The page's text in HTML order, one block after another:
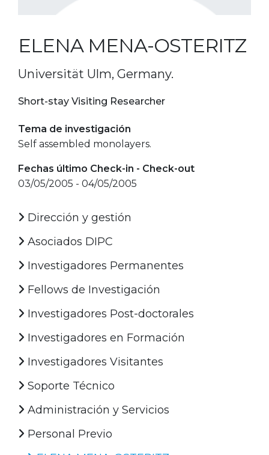
ELENA MENA-OSTERITZ
Universität Ulm, Germany.
Short-stay Visiting Researcher
Tema de investigación
Self assembled monolayers.
Fechas último Check-in - Check-out
03/05/2005 - 04/05/2005
Dirección y gestión
Asociados DIPC
Investigadores Permanentes
Fellows de Investigación
Investigadores Post-doctorales
Investigadores en Formación
Investigadores Visitantes
Soporte Técnico
Administración y Servicios
Personal Previo